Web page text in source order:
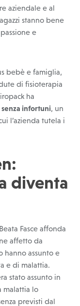
aziendale e al
stanno bene
e
bebè e famiglia,
di fisioterapia
ha
infortuni, un
l’azienda tutela i
diventa
Fasce affonda
affetto da
hanno assunto e
e di malattia.
stato assunto in
malattia lo
previsti dal